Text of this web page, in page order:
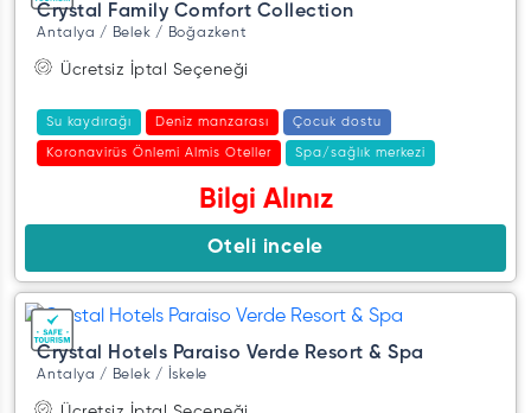
Crystal Family Comfort Collection
Antalya / Belek / Boğazkent
Ücretsiz İptal Seçeneği
Su kaydırağı Deniz manzarası Çocuk dostu
Koronavirüs Önlemi Almis Oteller Spa/sağlık merkezi
Bilgi Alınız
Oteli incele
Crystal Hotels Paraiso Verde Resort & Spa
Antalya / Belek / İskele